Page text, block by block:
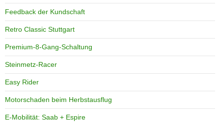
Feedback der Kundschaft
Retro Classic Stuttgart
Premium-8-Gang-Schaltung
Steinmetz-Racer
Easy Rider
Motorschaden beim Herbstausflug
E-Mobilität: Saab + Espire